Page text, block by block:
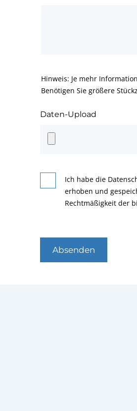
Hinweis: Je mehr
Benötigen Sie größere
Daten-Upload
Ich habe die
erhoben und
Rechtmäßigkeit der
Absenden